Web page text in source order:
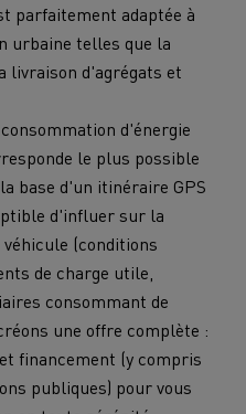
parfaitement adaptée à
urbaine telles que la
livraison d'agrégats et
d'énergie
le plus possible
base d'un itinéraire GPS
d'influer sur la
(conditions
de charge utile,
consommant de
une offre complète :
financement (y compris
publiques) pour vous